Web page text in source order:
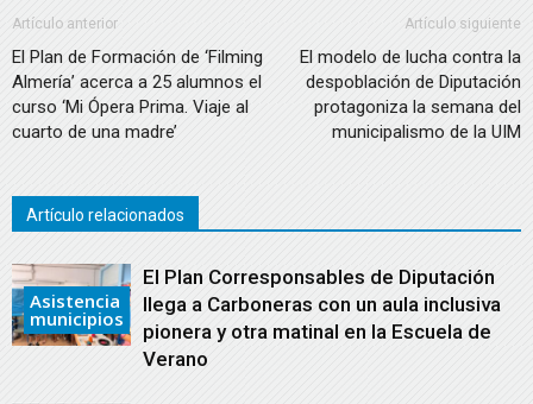
Artículo anterior
El Plan de Formación de ‘Filming
Almería’ acerca a 25 alumnos el
curso ‘Mi Ópera Prima. Viaje al
cuarto de una madre’
Artículo siguiente
El modelo de lucha contra la
despoblación de Diputación
protagoniza la semana del
municipalismo de la UIM
Artículo relacionados
Asistencia
municipios
El Plan Corresponsables de Diputación
llega a Carboneras con un aula inclusiva
pionera y otra matinal en la Escuela de
Verano